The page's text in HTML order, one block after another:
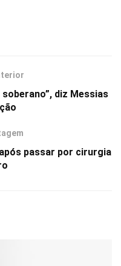
diz Messias
passar por cirurgia